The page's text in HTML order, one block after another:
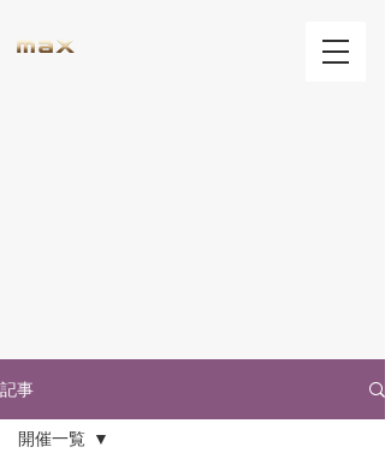
記事
開催一覧